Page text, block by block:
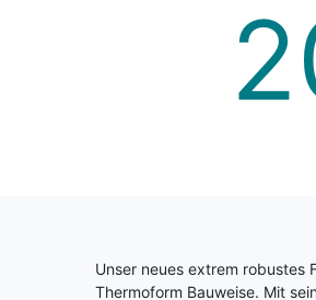
Unser neues extrem robustes
Thermoform Bauweise. Mit